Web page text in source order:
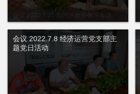
会议 2022.7.21 普陀区政协领导来访
会议 2022.7.8 经济运营党支部主
题党日活动